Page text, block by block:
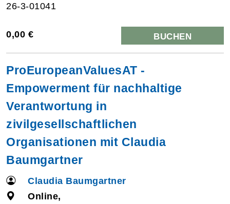
26-3-01041
0,00 € BUCHEN
ProEuropeanValuesAT -
Empowerment für nachhaltige
Verantwortung in
zivilgesellschaftlichen
Organisationen mit Claudia
Baumgartner
Claudia Baumgartner
Online,